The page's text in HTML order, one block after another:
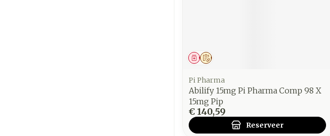
Op voorschrift
Geneesmiddel
Pi Pharma
Abilify 15mg Pi Pharma Comp 98 X
15mg Pip
€ 140,59
Reserveer